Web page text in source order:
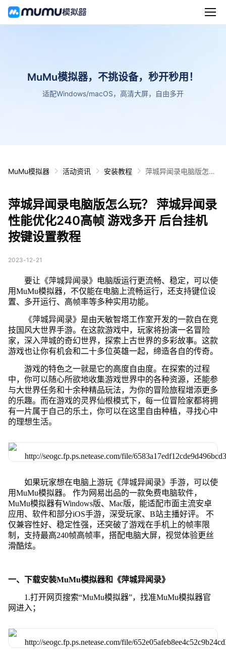
MuMu模拟器，不挑设备，秒开秒用！
适配Windows/macOS，高清大屏，自由多开
MuMu模拟器 活动资讯 安装教程
萍城异闻录电脑版怎么
后台挂机 按键设置教程
萍城异闻录电脑版怎么玩？ 萍城异闻录
性能优化240高帧 游戏多开 后台挂机
按键设置教程
2023-12-21
要让《萍城异闻录》电脑版运行更流畅、稳定，可以使
用MuMu模拟器，不仅能在电脑上流畅运行，还支持键位设
置、多开运行、高帧率等多种实用功能。
《萍城异闻录》是由天敏智塔工作室开发的一款自在竞
技国风大世界手游。在这款游戏中，玩家将扮演一名冒险
家，深入萍城的奇幻世界，探索上古世界的多彩故事。这款
游戏也让你有机会和二十多位英雄一起，缔造各自的传奇。
游戏的特色之一就是它的高度自由度。在探索的过程
中，你可以随心所欲地收集游戏世界中的各种资源，还能参
与大世界任务和十余种精品玩法，为你的冒险旅程增添更多
的乐趣。而在游戏的灵界仙根模式下，每一位冒险家都将拥
有一片属于自己的乐土，你可以在这里自由种植，寻找心中
的理想生活。
如果玩家想在电脑上游玩《萍城异闻录》手游，可以使
用MuMu模拟器。 作为网易出品的一款免费电脑软件，
MuMu模拟器有Windows版、Mac版，能适配市面主流安卓
应用、软件和部分iOS手游，深受玩家、B站主播好评。 不
仅兼容性好、稳定性强，还突破了游戏在手机上的帧率限
制，支持最高240帧高帧率，搭配电脑大屏，视觉体验更丝
滑酷炫。
一、下载安装MuMu模拟器和《萍城异闻录》
1.打开网页搜索“MuMu模拟器”，找准MuMu模拟器官
网进入；